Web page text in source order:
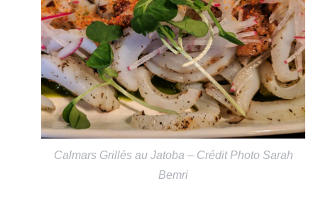
Calmars Grillés au Jatoba – Crédit Photo Sarah
Bemri